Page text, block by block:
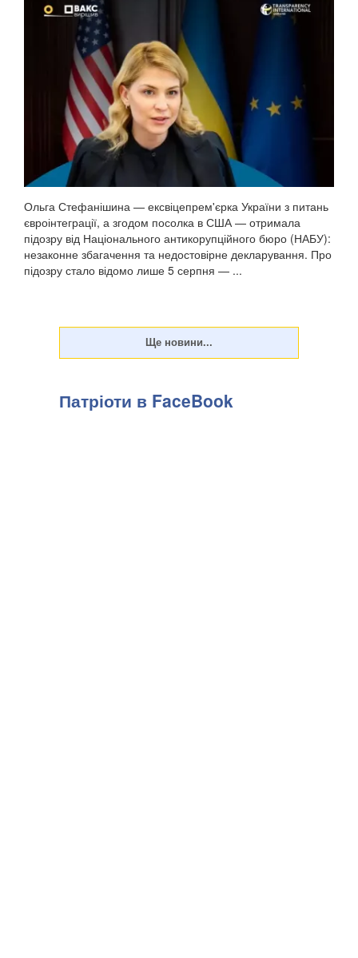
Ольга Стефанішина — ексвіцепрем'єрка України з питань
євроінтеграції, а згодом посолка в США — отримала
підозру від Національного антикорупційного бюро (НАБУ):
незаконне збагачення та недостовірне декларування. Про
підозру стало відомо лише 5 серпня — ...
Патріоти в FaceBook